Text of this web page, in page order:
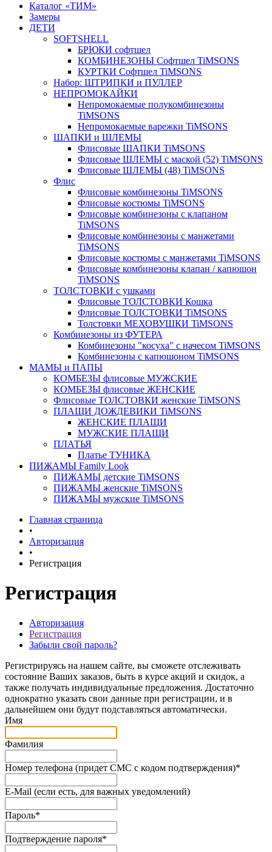
Каталог «ТИМ»
Замеры
ДЕТИ
SOFTSHELL
БРЮКИ софтшел
КОМБИНЕЗОНЫ Софтшел TiMSONS
КУРТКИ Софтшел TiMSONS
Набор: ШТРИПКИ и ПУЛЛЕР
НЕПРОМОКАЙКИ
Непромокаемые полукомбинезоны
TiMSONS
Непромокаемые варежки TiMSONS
ШАПКИ и ШЛЕМЫ
Флисовые ШАПКИ TiMSONS
Флисовые ШЛЕМЫ с маской (52) TiMSONS
Флисовые ШЛЕМЫ (48) TiMSONS
Флис
Флисовые комбинезоны TiMSONS
Флисовые костюмы TiMSONS
Флисовые комбинезоны с клапаном
TiMSONS
Флисовые комбинезоны с манжетами
TiMSONS
Флисовые костюмы с манжетами TiMSONS
Флисовые комбинезоны клапан / капюшон
TiMSONS
ТОЛСТОВКИ с ушками
Флисовые ТОЛСТОВКИ Кошка
Флисовые ТОЛСТОВКИ TiMSONS
Толстовки МЕХОВУШКИ TiMSONS
Комбинезоны из ФУТЕРА
Комбинезоны "косуха" с начесом TiMSONS
Комбинезоны с капюшоном TiMSONS
МАМЫ и ПАПЫ
КОМБЕЗЫ флисовые МУЖСКИЕ
КОМБЕЗЫ флисовые ЖЕНСКИЕ
Флисовые ТОЛСТОВКИ женские TiMSONS
ПЛАЩИ ДОЖДЕВИКИ TiMSONS
ЖЕНСКИЕ ПЛАЩИ
МУЖСКИЕ ПЛАЩИ
ПЛАТЬЯ
Платье ТУНИКА
ПИЖАМЫ Family Look
ПИЖАМЫ детские TiMSONS
ПИЖАМЫ женские TiMSONS
ПИЖАМЫ мужские TiMSONS
Главная страница
•
Авторизация
•
Регистрация
Регистрация
Авторизация
Регистрация
Забыли свой пароль?
Регистрируясь на нашем сайте, вы сможете отслеживать
состояние Ваших заказов, быть в курсе акций и скидок, а
также получать индивидуальные предложения. Достаточно
однократно указать свои данные при регистрации, и в
дальнейшем они будут подставляться автоматически.
Имя
Фамилия
Номер телефона (придет СМС с кодом подтверждения)*
E-Mail (если есть, для важных уведомлений)
Пароль*
Подтверждение пароля*